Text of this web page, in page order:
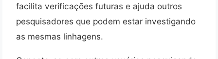
facilita verificações futuras e ajuda outros
pesquisadores que podem estar investigando
as mesmas linhagens.